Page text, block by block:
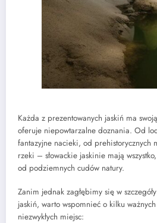
Każda z prezentowanych jaskiń ma
oferuje niepowtarzalne doznania. Od
fantazyjne nacieki, od prehistorycznych
rzeki – słowackie jaskinie mają
od podziemnych cudów natury.
Zanim jednak zagłębimy się w
jaskiń, warto wspomnieć o kilku
niezwykłych miejsc: